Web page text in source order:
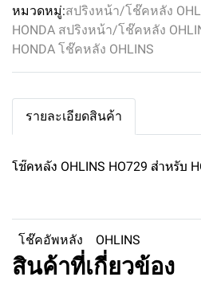
หมวดหมู่:สปริงหน้า/โช๊คหลัง
HONDA สปริงหน้า/โช๊คหลัง
HONDA โช๊คหลัง OHLINS
รายละเอียดสินค้า
โช๊คหลัง OHLINS HO729 สำหรับ
โช๊คอัพหลัง OHLINS
สินค้าที่เกี่ยวข้อง